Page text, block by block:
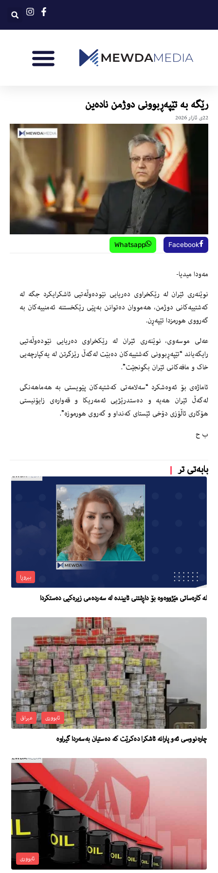
رێگە بە تێپەڕبوونی دوژمن نادەین
22ی ئازار 2026
Facebook
Whatsapp
مەودا میدیا-
نوێنەری ئێران لە رێکخراوی دەریایی نێودەوڵەتیی ئاشکرایکرد جگە لە
کەشتییەکانی دوژمن، هەمووان دەتوانن بەپێی رێکخستنە ئەمنییەکان بە
گەرووی هورمزدا تێپەڕن.
عەلی موسەوی، نوێنەری ئێران لە رێکخراوی دەریایی نێودەوڵەتیی
رایگەیاند “تێپەڕبوونی کەشتییەکان دەبێت لەگەڵ رێزگرتن لە یەکپارچەیی
خاک و مافەکانی ئێران بگونجێت”.
ئاماژەی بۆ ئەوەشکرد “سەلامەتی کەشتیەکان پێویستی بە هەماهەنگی
لەگەڵ ئێران هەیە و دەستدرێژیی ئەمەریکا و قەوارەی زایۆنیستی
هۆکاری ئاڵۆزی دۆخی ئێستای کەنداو و گەروی هورموزە”.
ب ح
بابەتی تر
بیروڕا
لە کارەساتی مێژووەوە بۆ داڕشتنی ئایینده‌ لە سەردەمی زیرەکیی دەستکردا
ئابووری عیراق
چارەنووسی ئەو پارانە ئاشكرا دەكرێت كە دەستیان بەسەردا گیراوە
ئابووری